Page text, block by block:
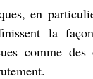
en
la
comme